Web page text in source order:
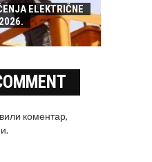
ELEKTRIČNE
коментар,
.